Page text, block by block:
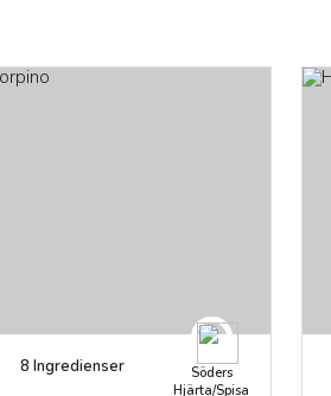
8 Ingredienser
Söders
Hjärta/Spisa